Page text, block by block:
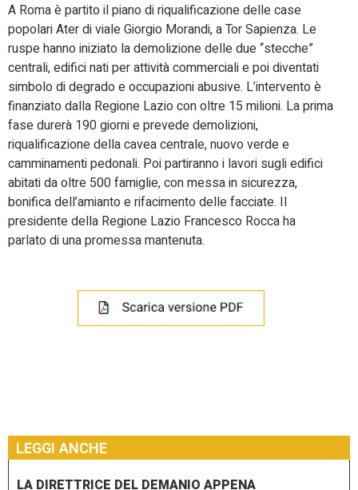
A Roma è partito il piano di riqualificazione delle case
popolari Ater di viale Giorgio Morandi, a Tor Sapienza. Le
ruspe hanno iniziato la demolizione delle due “stecche”
centrali, edifici nati per attività commerciali e poi diventati
simbolo di degrado e occupazioni abusive. L’intervento è
finanziato dalla Regione Lazio con oltre 15 milioni. La prima
fase durerà 190 giorni e prevede demolizioni,
riqualificazione della cavea centrale, nuovo verde e
camminamenti pedonali. Poi partiranno i lavori sugli edifici
abitati da oltre 500 famiglie, con messa in sicurezza,
bonifica dell’amianto e rifacimento delle facciate. Il
presidente della Regione Lazio Francesco Rocca ha
parlato di una promessa mantenuta.
LEGGI ANCHE
LA DIRETTRICE DEL DEMANIO APPENA